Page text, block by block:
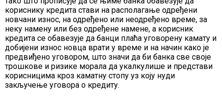
кориснику кредита стави на располагање одређени
новчани износ, на одређено или неодређено време, за
неку намену или без одређене намене, а корисник
кредита се обавезује да банци плаћа уговорену камату и
добијени износ новца врати у време и на начин како је
предвиђено уговором, што значи да би банка све своје
трошкове и ризике морала да укалкулише и представи
корисницима кроз каматну стопу уз коју нуди
закључење уговора о кредиту.